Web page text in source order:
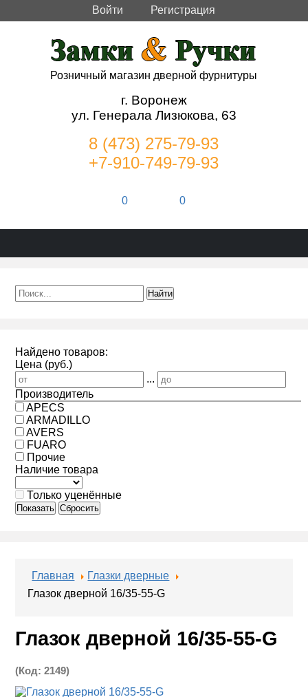
Войти Регистрация
Розничный магазин дверной фурнитуры
г. Воронеж
ул. Генерала Лизюкова, 63
8 (473) 275-79-93
+7-910-749-79-93
0 0
Найдено товаров:
Цена (руб.)
...
Производитель
APECS
ARMADILLO
AVERS
FUARO
Прочие
Наличие товара
Только уценённые
Показать Сбросить
Главная
Глазки дверные
Глазок дверной 16/35-55-G
Глазок дверной 16/35-55-G
(Код:2149)